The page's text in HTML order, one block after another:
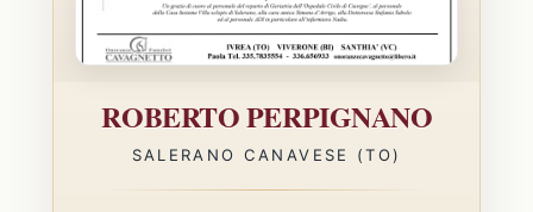
ROBERTO PERPIGNANO
SALERANO CANAVESE (TO)